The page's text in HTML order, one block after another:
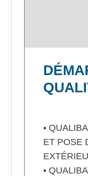
•
ET POSE
•